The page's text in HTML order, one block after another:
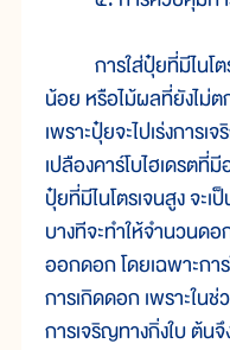
การใส่ปุ๋ยที่มีไนโต
น้อย หรือไม้ผลที่ยังไม่
เพราะปุ๋ยจะไปเร่งการ
เปลืองคาร์โบไฮเดรต
ปุ๋ยที่มีไนโตรเจนสูง จะ
บางทีจะทำให้จำนวนด
ออกดอก โดยเฉพาะกา
การเกิดดอก เพราะใน
การเจริญทางกิ่งใบ ต้น